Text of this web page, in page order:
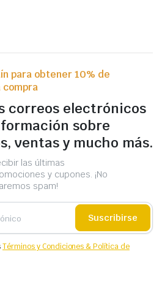
para obtener 10% de
correos electrónicos
sobre
ventas y mucho más.
las últimas
y cupones. ¡No
spam!
Suscribirse
Términos y Condiciones & Política de